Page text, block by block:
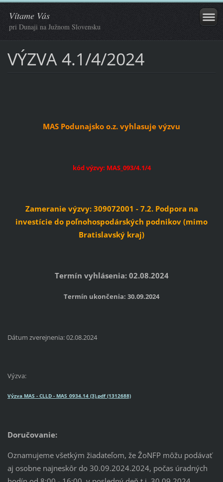
Vítame Vás
pri Dunaji na Južnom Slovensku
VÝZVA 4.1/4/2024
MAS Podunajsko o.z. vyhlasuje výzvu
kód výzvy: MAS_093/4.1/4
Zameranie výzvy: 309072001 - 7.2. Podpora na
investície do poľnohospodárských podnikov (mimo
Bratislavský kraj)
Termín vyhlásenia: 02.08.2024
Termín ukončenia: 30.09.2024
Dátum zverejnenia: 02.08.2024
Výzva:
Výzva MAS - CLLD - MAS_0934.14 (3).pdf (1312688)
Doručovanie:
Oznamujeme všetkým žiadateľom, že ŽoNFP môžu podávať
aj osobne najneskôr do 30.09.2024.2024, počas úradných